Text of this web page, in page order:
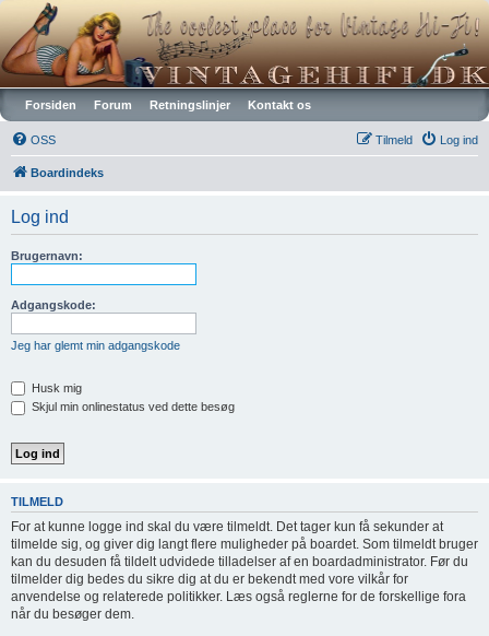
Vintagehifi.dk
Forsiden Forum Retningslinjer Kontakt os
OSS Log ind
Tilmeld
Boardindeks
Log ind
Brugernavn:
Adgangskode:
Jeg har glemt min adgangskode
Husk mig
Skjul min onlinestatus ved dette besøg
TILMELD
For at kunne logge ind skal du være tilmeldt. Det tager kun få sekunder at
tilmelde sig, og giver dig langt flere muligheder på boardet. Som tilmeldt bruger
kan du desuden få tildelt udvidede tilladelser af en boardadministrator. Før du
tilmelder dig bedes du sikre dig at du er bekendt med vore vilkår for
anvendelse og relaterede politikker. Læs også reglerne for de forskellige fora
når du besøger dem.